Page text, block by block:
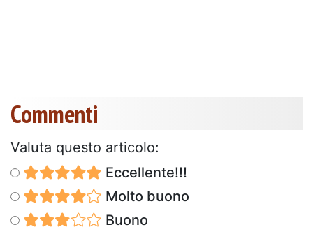
Commenti
Valuta questo articolo:
Eccellente!!!
Molto buono
Buono